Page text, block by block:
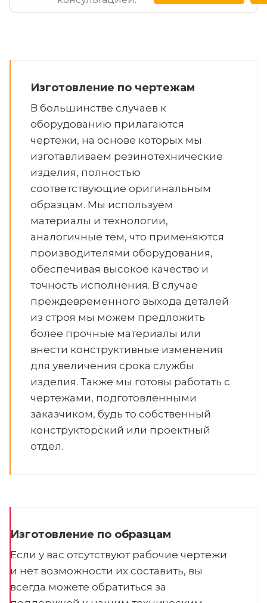
Изготовление по чертежам
В большинстве случаев к
оборудованию прилагаются
чертежи, на основе которых мы
изготавливаем резинотехнические
изделия, полностью
соответствующие оригинальным
образцам. Мы используем
материалы и технологии,
аналогичные тем, что применяются
производителями оборудования,
обеспечивая высокое качество и
точность исполнения. В случае
преждевременного выхода деталей
из строя мы можем предложить
более прочные материалы или
внести конструктивные изменения
для увеличения срока службы
изделия. Также мы готовы работать с
чертежами, подготовленными
заказчиком, будь то собственный
конструкторский или проектный
отдел.
Изготовление по образцам
Если у вас отсутствуют рабочие чертежи
и нет возможности их составить, вы
всегда можете обратиться за